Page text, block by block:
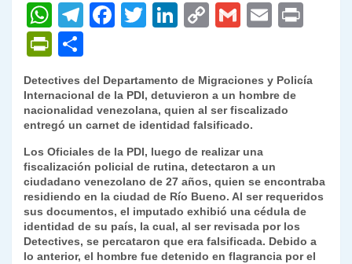
W
h
at
s
A
p
p
T
gr
a
m
F
e
b
o
o
k
T
er
Li
e
dI
n
C
y
Li
n
k
G
l
E
l
P
ri
nt
Fr
ie
n
dl
y
o
m
p
ar
tir
Detectives del Departamento de Migraciones y Policía
Internacional de la PDI, detuvieron a un hombre de
nacionalidad venezolana, quien al ser fiscalizado
entregó un carnet de identidad falsificado.
Los Oficiales de la PDI, luego de realizar una
fiscalización policial de rutina, detectaron a un
ciudadano venezolano de 27 años, quien se encontraba
residiendo en la ciudad de Río Bueno. Al ser requeridos
sus documentos, el imputado exhibió una cédula de
identidad de su país, la cual, al ser revisada por los
Detectives, se percataron que era falsificada. Debido a
lo anterior, el hombre fue detenido en flagrancia por el